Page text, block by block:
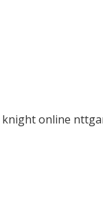
knight online